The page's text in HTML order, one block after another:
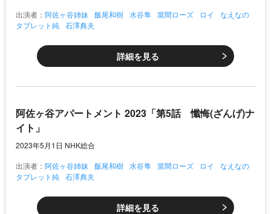
出演者： 阿佐ヶ谷姉妹 飯尾和樹 水谷隼 當間ローズ ロイ
なえなの
タブレット純 石澤典夫
詳細を見る
阿佐ヶ谷アパートメント 2023「第5話 懺悔(ざんげ)ナ
イト」
2023年5月1日 NHK総合
出演者： 阿佐ヶ谷姉妹 飯尾和樹 水谷隼 當間ローズ ロイ
なえなの
タブレット純 石澤典夫
詳細を見る